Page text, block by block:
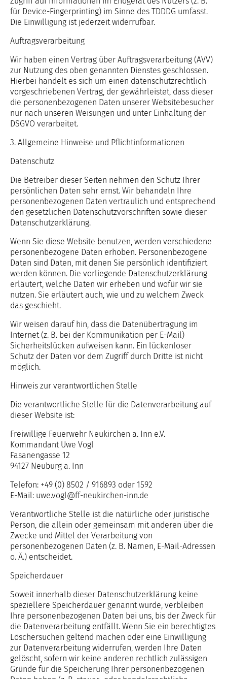
für Device-Fingerprinting) im Sinne des TDDDG umfasst.
Die Einwilligung ist jederzeit widerrufbar.
Auftragsverarbeitung
Wir haben einen Vertrag über Auftragsverarbeitung (AVV)
zur Nutzung des oben genannten Dienstes geschlossen.
Hierbei handelt es sich um einen datenschutzrechtlich
vorgeschriebenen Vertrag, der gewährleistet, dass dieser
die personenbezogenen Daten unserer Websitebesucher
nur nach unseren Weisungen und unter Einhaltung der
DSGVO verarbeitet.
3. Allgemeine Hinweise und Pflichtinformationen
Datenschutz
Die Betreiber dieser Seiten nehmen den Schutz Ihrer
persönlichen Daten sehr ernst. Wir behandeln Ihre
personenbezogenen Daten vertraulich und entsprechend
den gesetzlichen Datenschutzvorschriften sowie dieser
Datenschutzerklärung.
Wenn Sie diese Website benutzen, werden verschiedene
personenbezogene Daten erhoben. Personenbezogene
Daten sind Daten, mit denen Sie persönlich identifiziert
werden können. Die vorliegende Datenschutzerklärung
erläutert, welche Daten wir erheben und wofür wir sie
nutzen. Sie erläutert auch, wie und zu welchem Zweck
das geschieht.
Wir weisen darauf hin, dass die Datenübertragung im
Internet (z. B. bei der Kommunikation per E-Mail)
Sicherheitslücken aufweisen kann. Ein lückenloser
Schutz der Daten vor dem Zugriff durch Dritte ist nicht
möglich.
Hinweis zur verantwortlichen Stelle
Die verantwortliche Stelle für die Datenverarbeitung auf
dieser Website ist:
Freiwillige Feuerwehr Neukirchen a. Inn e.V.
Kommandant Uwe Vogl
Fasanengasse 12
94127 Neuburg a. Inn
Telefon: +49 (0) 8502 / 916893 oder 1592
E-Mail: uwe.vogl@ff-neukirchen-inn.de
Verantwortliche Stelle ist die natürliche oder juristische
Person, die allein oder gemeinsam mit anderen über die
Zwecke und Mittel der Verarbeitung von
personenbezogenen Daten (z. B. Namen, E-Mail-Adressen
o. Ä.) entscheidet.
Speicherdauer
Soweit innerhalb dieser Datenschutzerklärung keine
speziellere Speicherdauer genannt wurde, verbleiben
Ihre personenbezogenen Daten bei uns, bis der Zweck für
die Datenverarbeitung entfällt. Wenn Sie ein berechtigtes
Löschersuchen geltend machen oder eine Einwilligung
zur Datenverarbeitung widerrufen, werden Ihre Daten
gelöscht, sofern wir keine anderen rechtlich zulässigen
Gründe für die Speicherung Ihrer personenbezogenen